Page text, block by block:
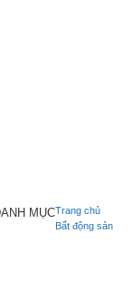
MỤCTrang chủ
Bất động sản